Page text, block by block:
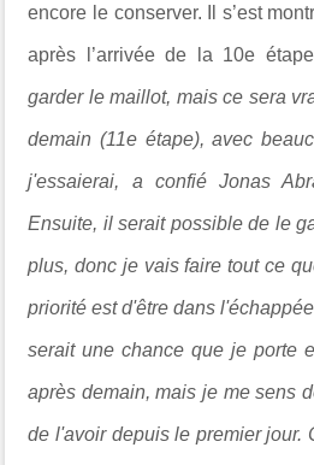
encore le conserver. Il s’est
après l’arrivée de la 10e
garder le maillot, mais ce sera
demain (11e étape), avec
j'essaierai, a confié Jonas
Ensuite, il serait possible de le
plus, donc je vais faire tout ce
priorité est d'être dans
serait une chance que je porte
après demain, mais je me sens
de l'avoir depuis le premier jour.